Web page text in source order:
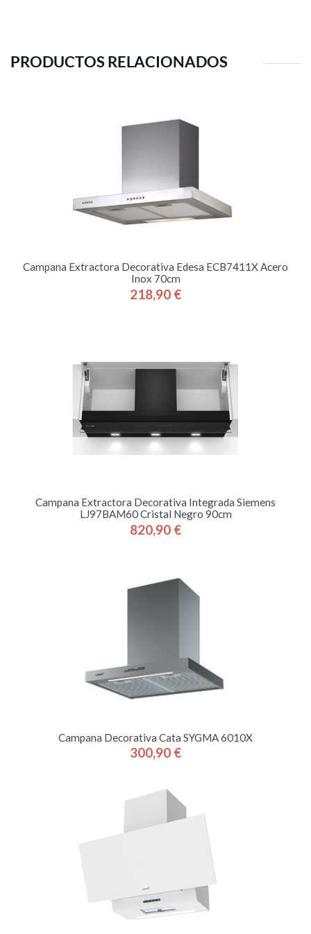
PRODUCTOS RELACIONADOS
Campana Extractora Decorativa Edesa ECB7411X Acero
Inox 70cm
Precio
218,90 €
Campana Extractora Decorativa Integrada Siemens
LJ97BAM60 Cristal Negro 90cm
Precio
820,90 €
Campana Decorativa Cata SYGMA 6010X
Precio
300,90 €